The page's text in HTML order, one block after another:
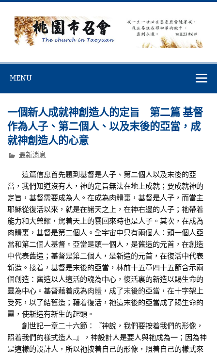
Skip
content
MENU
一個新人成就神創造人的定旨 第二篇 基督
作為人子、第二個人、以及末後的亞當，成
就神創造人的心意
最新消息
這篇信息首先題到基督是人子、第二個人以及末後的亞
當，我們知道沒有人，神的定旨無法在地上成就；要成就神的
定旨，基督需要成為人。在成為肉體裏，基督是人子，而當主
耶穌從復活以來，就是在諸天之上，在神右邊的人子；祂帶着
能力和大榮耀，駕着天上的雲回來時也是人子。其次，在成為
肉體裏，基督是第二個人。全宇宙中只有兩個人：頭一個人亞
當和第二個人基督。亞當是頭一個人，是舊造的元首，在創造
中代表舊造；基督是第二個人，是新造的元首，在復活中代表
新造。接着，基督是末後的亞當，林前十五章四十五節含示兩
個創造：舊造以人這活的魂為中心，復活裏的新造以賜生命的
靈為中心。基督藉着成為肉體，成了末後的亞當，在十字架上
受死，以了結舊造；藉着復活，祂這末後的亞當成了賜生命的
靈，使新造有新生的起頭。
創世記一章二十六節：『神說，我們要按着我們的形像，
照着我們的樣式造人…』，神設計人是要人與祂成為一；因為神
是這樣的設計人，所以祂按着自己的形像，照着自己的樣式來